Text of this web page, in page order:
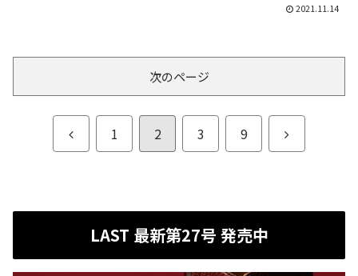
2021.11.14
次のページ
前
1 2 3 9
次
LAST 最新第27号 発売中